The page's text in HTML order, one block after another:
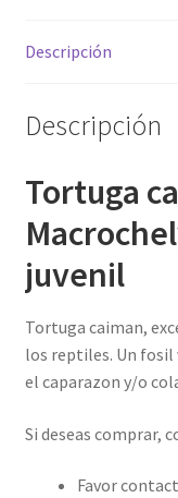
Descripción
Descripción
Tortuga
juvenil
Tortuga caiman,
los reptiles. Un fosil
el caparazon y/o
Si deseas comprar,
Favor